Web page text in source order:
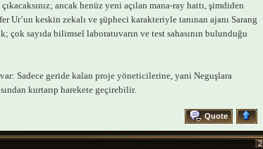
ancak henüz yeni açılan mana-ray hattı, şimdiden
Ur’un keskin zekalı ve şüpheci karakteriyle tanınan ajanı Sarang
sayıda bilimsel laboratuvarın ve test sahasının bulunduğu
Sadece geride kalan proje yöneticilerine, yani Neguşlara
kurtarıp harekete geçirebilir.
Quote
2